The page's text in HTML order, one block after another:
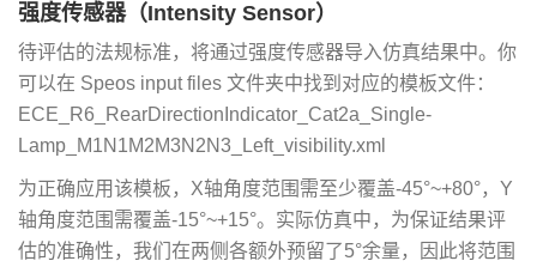
强度传感器（Intensity Sensor）
待评估的法规标准，将通过强度传感器导入仿真结果中。你
可以在 Speos input files 文件夹中找到对应的模板文件：
ECE_R6_RearDirectionIndicator_Cat2a_Single-
Lamp_M1N1M2M3N2N3_Left_visibility.xml
为正确应用该模板，X轴角度范围需至少覆盖-45°~+80°，Y
轴角度范围需覆盖-15°~+15°。实际仿真中，为保证结果评
估的准确性，我们在两侧各额外预留了5°余量，因此将范围